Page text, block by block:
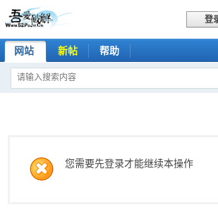
登
网站 新帖 帮助
您需要先登录才能继续本操作